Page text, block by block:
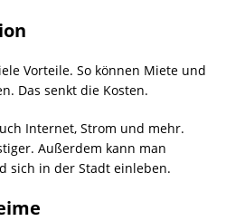
Vorteile. So können Miete und
Das senkt die Kosten.
Internet, Strom und mehr.
Außerdem kann man
sich in der Stadt einleben.